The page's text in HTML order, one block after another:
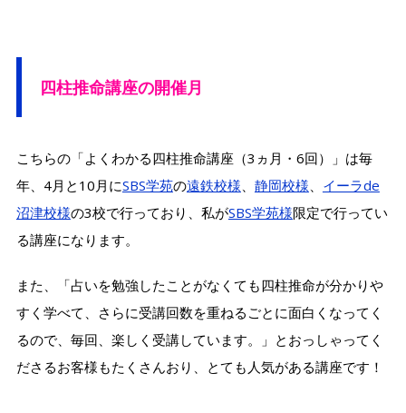
四柱推命講座の開催月
こちらの「よくわかる四柱推命講座（3ヵ月・6回）」は毎
年、4月と10月にSBS学苑の遠鉄校様、 静岡校様、 イーラde
沼津校様の3校で行っており、私がSBS学苑様限定で行ってい
る講座になります。
また、「占いを勉強したことがなくても四柱推命が分かりや
すく学べて、さらに受講回数を重ねるごとに面白くなってく
るので、毎回、楽しく受講しています。」とおっしゃってく
ださるお客様もたくさんおり、とても人気がある講座です！